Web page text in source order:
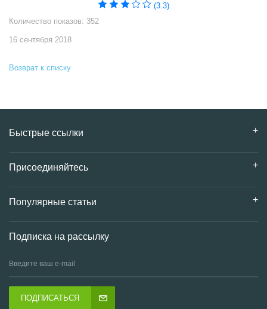
(3.3)
Количество показов: 352
16 сентября 2018
Возврат к списку
Быстрые ссылки
Присоединяйтесь
Популярные статьи
Подписка на рассылку
ПОДПИСАТЬСЯ